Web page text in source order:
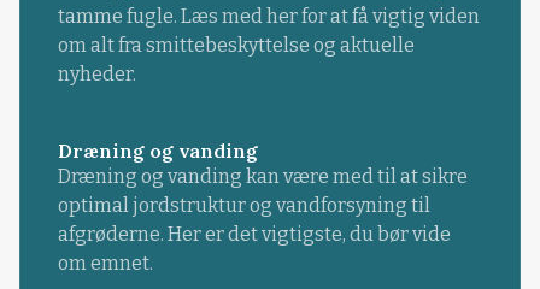
tamme fugle. Læs med her for at få vigtig viden
om alt fra smittebeskyttelse og aktuelle
nyheder.
Dræning og vanding
Dræning og vanding kan være med til at sikre
optimal jordstruktur og vandforsyning til
afgrøderne. Her er det vigtigste, du bør vide
om emnet.